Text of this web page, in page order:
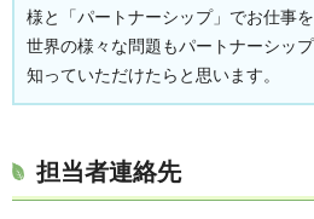
様と「パートナーシップ」でお仕事
世界の様々な問題もパートナーシッ
知っていただけたらと思います。
担当者連絡先